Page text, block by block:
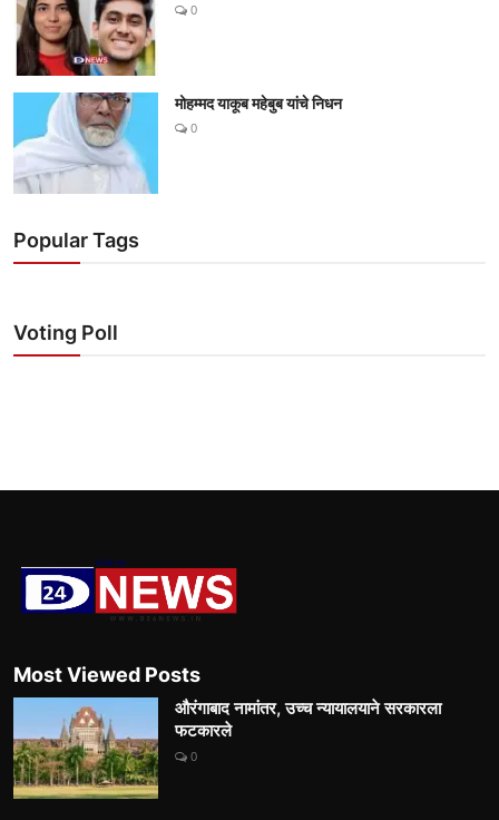
0
मोहम्मद याकूब महेबुब यांचे निधन
0
Popular Tags
Voting Poll
Most Viewed Posts
औरंगाबाद नामांतर, उच्च न्यायालयाने सरकारला
फटकारले
0